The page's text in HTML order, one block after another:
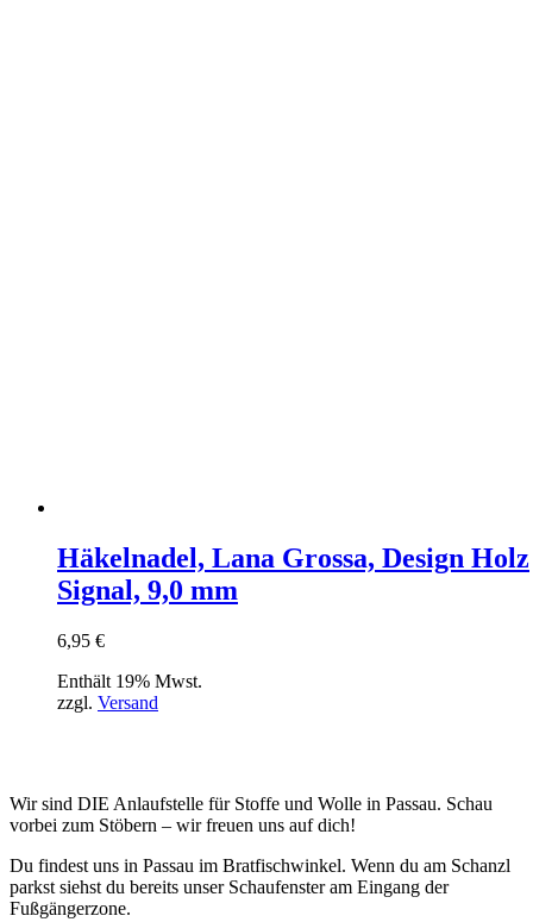
Häkelnadel, Lana Grossa, Design Holz
Signal, 9,0 mm
6,95 €
Enthält 19% Mwst.
zzgl. Versand
Wir sind DIE Anlaufstelle für Stoffe und Wolle in Passau. Schau
vorbei zum Stöbern – wir freuen uns auf dich!
Du findest uns in Passau im Bratfischwinkel. Wenn du am Schanzl
parkst siehst du bereits unser Schaufenster am Eingang der
Fußgängerzone.